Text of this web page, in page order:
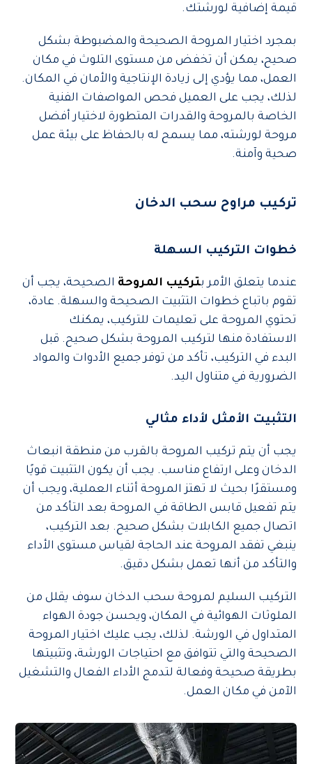
قيمة إضافية لورشتك.
بمجرد اختيار المروحة الصحيحة والمضبوطة بشكل
صحيح، يمكن أن تخفض من مستوى التلوث في مكان
العمل، مما يؤدي إلى زيادة الإنتاجية والأمان في المكان.
لذلك، يجب على العميل فحص المواصفات الفنية
الخاصة بالمروحة والقدرات المتطورة لاختيار أفضل
مروحة لورشته، مما يسمح له بالحفاظ على بيئة عمل
صحية وآمنة.
تركيب مراوح سحب الدخان
خطوات التركيب السهلة
عندما يتعلق الأمر بتركيب المروحة الصحيحة، يجب أن
تقوم باتباع خطوات التثبيت الصحيحة والسهلة. عادة،
تحتوي المروحة على تعليمات للتركيب، يمكنك
الاستفادة منها لتركيب المروحة بشكل صحيح. قبل
البدء في التركيب، تأكد من توفر جميع الأدوات والمواد
الضرورية في متناول اليد.
التثبيت الأمثل لأداء مثالي
يجب أن يتم تركيب المروحة بالقرب من منطقة انبعاث
الدخان وعلى ارتفاع مناسب. يجب أن يكون التثبيت قويًا
ومستقرًا بحيث لا تهتز المروحة أثناء العملية، ويجب أن
يتم تفعيل قابس الطاقة في المروحة بعد التأكد من
اتصال جميع الكابلات بشكل صحيح. بعد التركيب،
ينبغي تفقد المروحة عند الحاجة لقياس مستوى الأداء
والتأكد من أنها تعمل بشكل دقيق.
التركيب السليم لمروحة سحب الدخان سوف يقلل من
الملوثات الهوائية في المكان، ويحسن جودة الهواء
المتداول في الورشة. لذلك، يجب عليك اختيار المروحة
الصحيحة والتي تتوافق مع احتياجات الورشة، وتثبيتها
بطريقة صحيحة وفعالة لتدمج الأداء الفعال والتشغيل
الآمن في مكان العمل.